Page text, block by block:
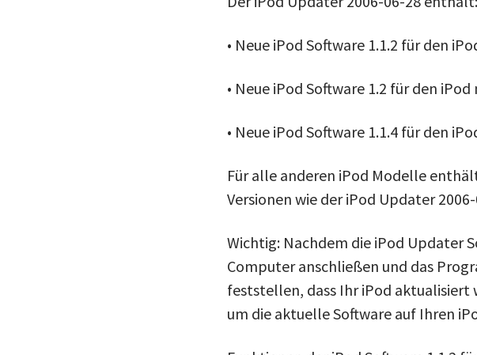
• Neue iPod Software 1.1.2 für den
• Neue iPod Software 1.2 für den iPod
• Neue iPod Software 1.1.4 für den
Für alle anderen iPod Modelle
Versionen wie der iPod Updater
Wichtig: Nachdem die iPod Updater
Computer anschließen und das
feststellen, dass Ihr iPod aktualisiert
um die aktuelle Software auf Ihren